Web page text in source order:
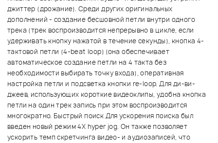
джиттер (дрожание). Среди других оригинальных
дополнений - создание бесшовной петли внутри одного
трека (трек воспроизводится непрерывно в цикле, если
удерживать кнопку нажатой в течение секунды), кнопка 4-
тактовой петли (4-beat loop) (она обеспечивает
автоматическое создание петли на 4 такта без
необходимости выбирать точку входа), оперативная
настройка петли и подсветка кнопки re-loop. Для ди-ви-
джеев, использующих короткие видеоклипы, удобна кнопка
петли на один трек запись при этом воспроизводится
многократно. Быстрый поиск Для ускорения поиска был
введен новый режим 4X hyper jog. Он также позволяет
ускорить темп скретчинга видео- и аудиозаписей, что